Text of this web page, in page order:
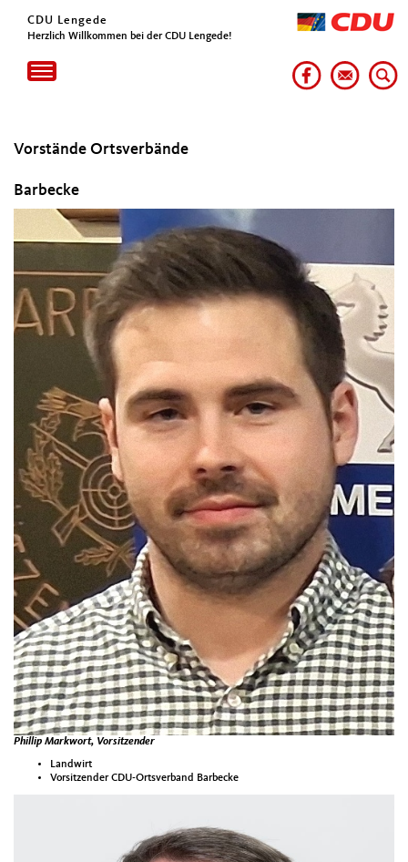
CDU Lengede
Herzlich Willkommen bei der CDU Lengede!
Toggle
navigation
Vorstände Ortsverbände
Barbecke
Phillip Markwort, Vorsitzender
Landwirt
Vorsitzender CDU-Ortsverband Barbecke